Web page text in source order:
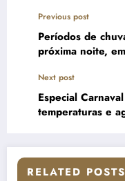
Previous post
Períodos de
próxima noite,
Next post
Especial
temperaturas e
RELATED POSTS